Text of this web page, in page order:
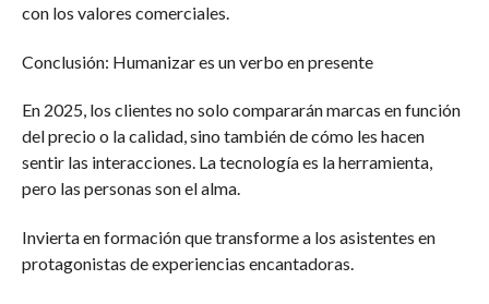
con los valores comerciales.
Conclusión: Humanizar es un verbo en presente
En 2025, los clientes no solo compararán marcas en función
del precio o la calidad, sino también de cómo les hacen
sentir las interacciones. La tecnología es la herramienta,
pero las personas son el alma.
Invierta en formación que transforme a los asistentes en
protagonistas de experiencias encantadoras.